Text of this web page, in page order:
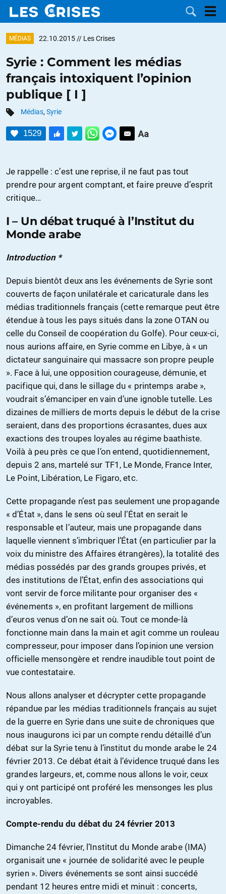
DOSSIERS
CATÉGORIES
MOTS CLÉS
CONTACTER
FAIRE UN
MÉDIAS 22.10.2015 // Les Crises
Syrie : Comment les médias
français intoxiquent l’opinion
publique [ I ]
Médias, Syrie
1529
Je rappelle : c’est une reprise, il ne faut pas tout
prendre pour argent comptant, et faire preuve d’esprit
critique…
I – Un débat truqué à l’Institut du
Monde arabe
Introduction *
Depuis bientôt deux ans les événements de Syrie sont
couverts de façon unilatérale et caricaturale dans les
médias traditionnels français (cette remarque peut être
étendue à tous les pays situés dans la zone OTAN ou
celle du Conseil de coopération du Golfe). Pour ceux-ci,
nous aurions affaire, en Syrie comme en Libye, à « un
dictateur sanguinaire qui massacre son propre peuple
». Face à lui, une opposition courageuse, démunie, et
pacifique qui, dans le sillage du « printemps arabe »,
voudrait s’émanciper en vain d’une ignoble tutelle. Les
dizaines de milliers de morts depuis le début de la crise
seraient, dans des proportions écrasantes, dues aux
exactions des troupes loyales au régime baathiste.
Voilà à peu près ce que l’on entend, quotidiennement,
depuis 2 ans, martelé sur TF1, Le Monde, France Inter,
Le Point, Libération, Le Figaro, etc.
Cette propagande n’est pas seulement une propagande
« d’État », dans le sens où seul l’État en serait le
responsable et l’auteur, mais une propagande dans
laquelle viennent s’imbriquer l’État (en particulier par la
voix du ministre des Affaires étrangères), la totalité des
médias possédés par des grands groupes privés, et
des institutions de l’État, enfin des associations qui
vont servir de force militante pour organiser des «
événements », en profitant largement de millions
d’euros venus d’on ne sait où. Tout ce monde-là
fonctionne main dans la main et agit comme un rouleau
compresseur, pour imposer dans l’opinion une version
officielle mensongère et rendre inaudible tout point de
vue contestataire.
Nous allons analyser et décrypter cette propagande
répandue par les médias traditionnels français au sujet
de la guerre en Syrie dans une suite de chroniques que
nous inaugurons ici par un compte rendu détaillé d’un
débat sur la Syrie tenu à l’institut du monde arabe le 24
février 2013. Ce débat était à l’évidence truqué dans les
grandes largeurs, et, comme nous allons le voir, ceux
qui y ont participé ont proféré les mensonges les plus
incroyables.
Compte-rendu du débat du 24 février 2013
Dimanche 24 février, l’Institut du Monde arabe (IMA)
organisait une « journée de solidarité avec le peuple
syrien ». Divers événements se sont ainsi succédé
pendant 12 heures entre midi et minuit : concerts,